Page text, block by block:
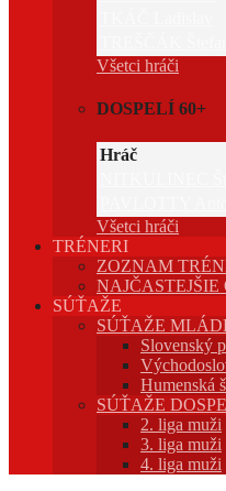
Všetci hráči
DOSPELÍ 60+
Hráč
Všetci hráči
TRÉNERI
ZOZNAM
SÚŤAŽE
SÚŤAŽE
Slovenský
Humenská
SÚŤAŽE
2. liga muži
3. liga muži
4. liga muži